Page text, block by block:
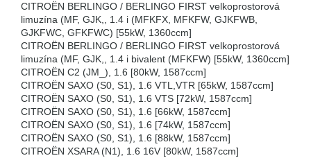
CITROËN BERLINGO / BERLINGO FIRST velkoprostorová
limuzína (MF, GJK,, 1.4 i (MFKFX, MFKFW, GJKFWB,
GJKFWC, GFKFWC) [55kW, 1360ccm]
CITROËN BERLINGO / BERLINGO FIRST velkoprostorová
limuzína (MF, GJK,, 1.4 i bivalent (MFKFW) [55kW, 1360ccm]
CITROËN C2 (JM_), 1.6 [80kW, 1587ccm]
CITROËN SAXO (S0, S1), 1.6 VTL,VTR [65kW, 1587ccm]
CITROËN SAXO (S0, S1), 1.6 VTS [72kW, 1587ccm]
CITROËN SAXO (S0, S1), 1.6 [66kW, 1587ccm]
CITROËN SAXO (S0, S1), 1.6 [74kW, 1587ccm]
CITROËN SAXO (S0, S1), 1.6 [88kW, 1587ccm]
CITROËN XSARA (N1), 1.6 16V [80kW, 1587ccm]